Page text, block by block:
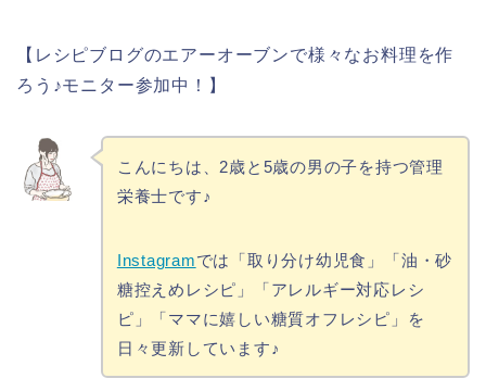
【レシピブログのエアーオーブンで様々なお料理を作
ろう♪モニター参加中！】
こんにちは、2歳と5歳の男の子を持つ管理
栄養士です♪
Instagramでは「取り分け幼児食」「油・砂
糖控えめレシピ」「アレルギー対応レシ
ピ」「ママに嬉しい糖質オフレシピ」を
日々更新しています♪